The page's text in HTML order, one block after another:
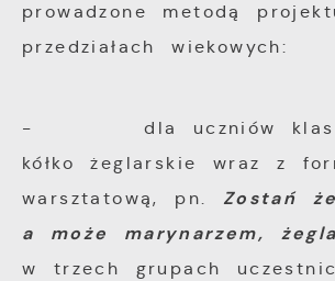
prowadzone metodą
przedziałach wiekowych:
- dla uczniów klas
kółko żeglarskie wraz z
warsztatową, pn. Zostań
a może marynarzem,
w trzech grupach
postaci wiadomości, ofert,
mediów społecznościowych.